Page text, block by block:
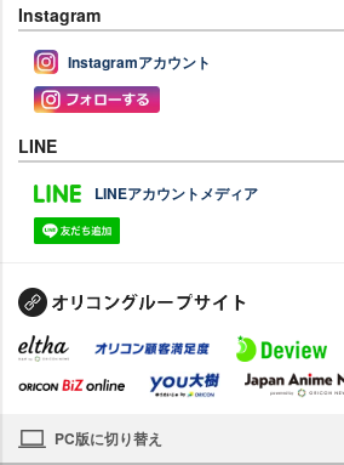
Instagram
Instagramアカウント
LINE
LINEアカウントメディア
PC版に切り替え